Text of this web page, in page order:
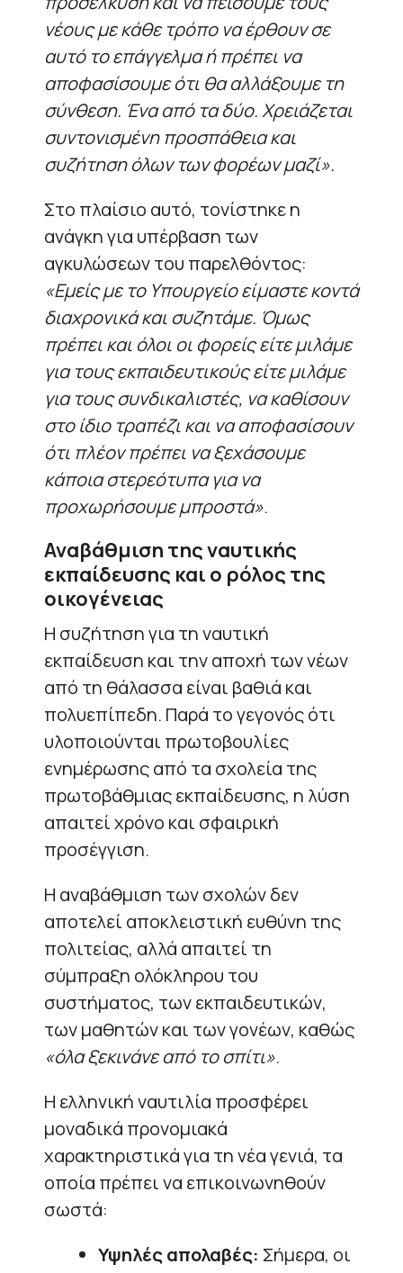
νέους με κάθε τρόπο να έρθουν σε
αυτό το επάγγελμα ή πρέπει να
αποφασίσουμε ότι θα αλλάξουμε τη
σύνθεση. Ένα από τα δύο. Χρειάζεται
συντονισμένη προσπάθεια και
συζήτηση όλων των φορέων μαζί».
Στο πλαίσιο αυτό, τονίστηκε η
ανάγκη για υπέρβαση των
αγκυλώσεων του παρελθόντος:
«Εμείς με το Υπουργείο είμαστε κοντά
διαχρονικά και συζητάμε. Όμως
πρέπει και όλοι οι φορείς είτε μιλάμε
για τους εκπαιδευτικούς είτε μιλάμε
για τους συνδικαλιστές, να καθίσουν
στο ίδιο τραπέζι και να αποφασίσουν
ότι πλέον πρέπει να ξεχάσουμε
κάποια στερεότυπα για να
προχωρήσουμε μπροστά».
Αναβάθμιση της ναυτικής
εκπαίδευσης και ο ρόλος της
οικογένειας
Η συζήτηση για τη ναυτική
εκπαίδευση και την αποχή των νέων
από τη θάλασσα είναι βαθιά και
πολυεπίπεδη. Παρά το γεγονός ότι
υλοποιούνται πρωτοβουλίες
ενημέρωσης από τα σχολεία της
πρωτοβάθμιας εκπαίδευσης, η λύση
απαιτεί χρόνο και σφαιρική
προσέγγιση.
Η αναβάθμιση των σχολών δεν
αποτελεί αποκλειστική ευθύνη της
πολιτείας, αλλά απαιτεί τη
σύμπραξη ολόκληρου του
συστήματος, των εκπαιδευτικών,
των μαθητών και των γονέων, καθώς
«όλα ξεκινάνε από το σπίτι».
Η ελληνική ναυτιλία προσφέρει
μοναδικά προνομιακά
χαρακτηριστικά για τη νέα γενιά, τα
οποία πρέπει να επικοινωνηθούν
σωστά:
Υψηλές απολαβές: Σήμερα, οι